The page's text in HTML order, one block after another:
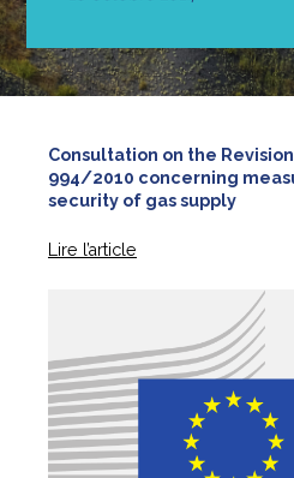
Consultation on the
994/2010 concerning
security of gas supply
Lire l’article